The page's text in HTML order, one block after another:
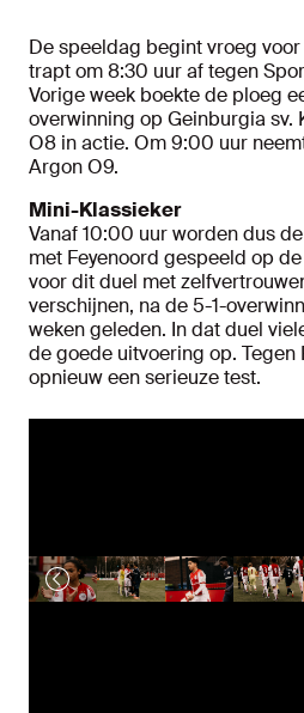
De speeldag begint vroeg voor
trapt om 8:30 uur af tegen
Vorige week boekte de ploeg
overwinning op Geinburgia sv.
O8 in actie. Om 9:00 uur
Argon O9.
Mini-Klassieker
Vanaf 10:00 uur worden dus
met Feyenoord gespeeld op
voor dit duel met
verschijnen, na de 5-1-
weken geleden. In dat duel
de goede uitvoering op. Tegen
opnieuw een serieuze test.